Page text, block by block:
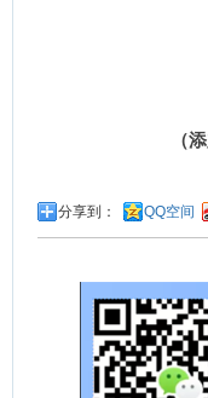
（
分享到： QQ空间